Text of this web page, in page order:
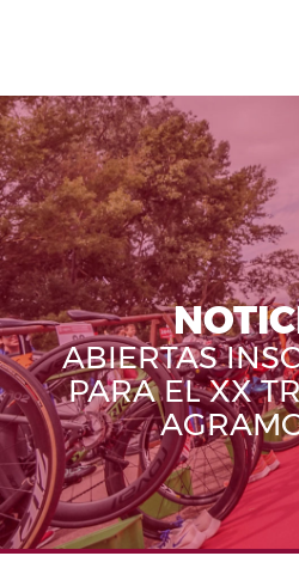
ABIERTAS
PARA EL XX